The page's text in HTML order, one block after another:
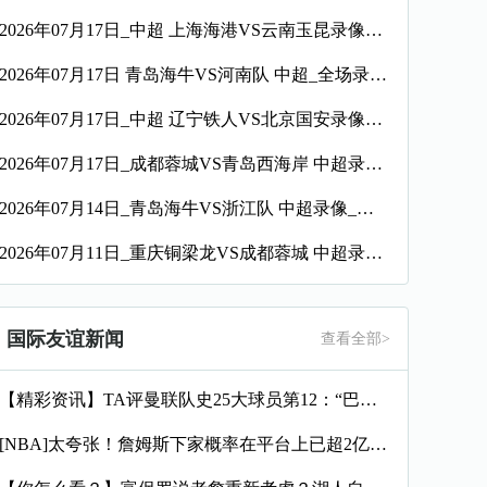
2026年07月17日_中超 上海海港VS云南玉昆录像_全场录像【全场回放】
2026年07月17日 青岛海牛VS河南队 中超_全场录像【视频集锦】
2026年07月17日_中超 辽宁铁人VS北京国安录像_全场录像【视频集锦】
2026年07月17日_成都蓉城VS青岛西海岸 中超录像_全场录像【高清回放】
2026年07月14日_青岛海牛VS浙江队 中超录像_高清录像【全场回放】
2026年07月11日_重庆铜梁龙VS成都蓉城 中超录像_全场录像【高清回放】
国际友谊新闻 查看全部>
【精彩资讯】TA评曼联队史25大球员第12：“巴斯比宝贝”的
[NBA]太夸张！詹姆斯下家概率在平台上已超2亿美元投注 比